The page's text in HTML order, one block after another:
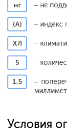
нг – не
(А) – индекс
ХЛ –
5 –
1,5
–
Условия